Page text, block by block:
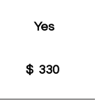
Yes
$ 330